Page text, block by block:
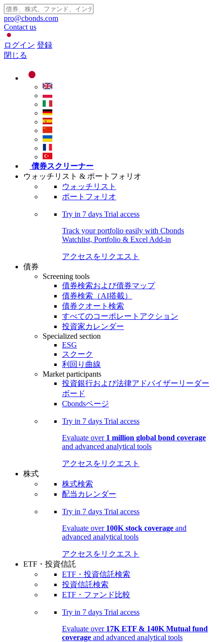
pro@cbonds.com
Contact us
ログイン 登録
閉じる
債券スクリーナー
ウォッチリスト & ポートフォリオ
ウォッチリスト
ポートフォリオ
Try in 7 days Trial access
Track your portfolio easily with Cbonds
Watchlist, Portfolio & Excel Add-in
アクセスをリクエスト
債券
Screening tools
債券検索および債券マップ
債券検索（AI搭載）
債券クオート検索
すべてのコーポレートアクション
投資家カレンダー
Specialized section
ESG
スクーク
利回り曲線
Market participants
投資銀行および法律アドバイザーリーダー
ボード
Cbondsページ
Try in 7 days Trial access
Evaluate over 1 million global bond coverage
and advanced analytical tools
アクセスをリクエスト
株式
株式検索
配当カレンダー
Try in 7 days Trial access
Evaluate over 100K stock coverage and
advanced analytical tools
アクセスをリクエスト
ETF・投資信託
ETF・投資信託検索
投資信託検索
ETF・ファンド比較
Try in 7 days Trial access
Evaluate over 17K ETF & 140K Mutual fund
coverage and advanced analytical tools